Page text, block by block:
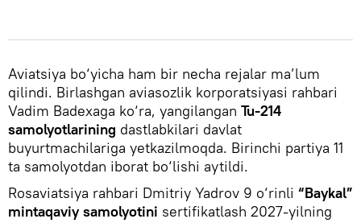
Aviatsiya bo‘yicha ham bir necha rejalar ma’lum
qilindi. Birlashgan aviasozlik korporatsiyasi rahbari
Vadim Badexaga ko‘ra, yangilangan Tu-214
samolyotlarining dastlabkilari davlat
buyurtmachilariga yetkazilmoqda. Birinchi partiya 11
ta samolyotdan iborat bo‘lishi aytildi.
Rosaviatsiya rahbari Dmitriy Yadrov 9 o‘rinli “Baykal”
mintaqaviy samolyotini sertifikatlash 2027-yilning